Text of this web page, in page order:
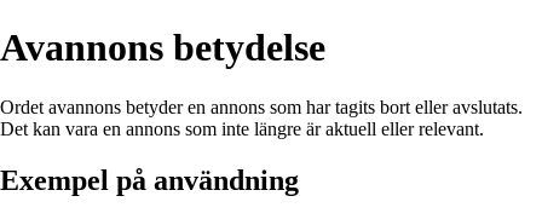
Avannons betydelse
Ordet avannons betyder en annons som har tagits bort eller avslutats.
Det kan vara en annons som inte längre är aktuell eller relevant.
Exempel på användning